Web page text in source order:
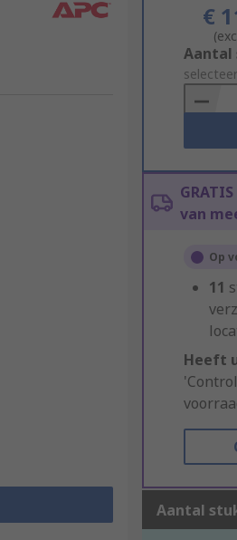
€
Add
to
Basket
Aantal
van
Op
11
Heeft
Aantal